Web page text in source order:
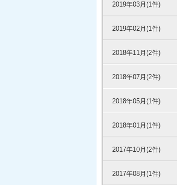
2019年03月(1件)
2019年02月(1件)
2018年11月(2件)
2018年07月(2件)
2018年05月(1件)
2018年01月(1件)
2017年10月(2件)
2017年08月(1件)